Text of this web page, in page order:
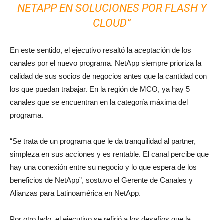
NETAPP EN SOLUCIONES POR FLASH Y
CLOUD”
En este sentido, el ejecutivo resaltó la aceptación de los
canales por el nuevo programa. NetApp siempre prioriza la
calidad de sus socios de negocios antes que la cantidad con
los que puedan trabajar. En la región de MCO, ya hay 5
canales que se encuentran en la categoría máxima del
programa.
“Se trata de un programa que le da tranquilidad al partner,
simpleza en sus acciones y es rentable. El canal percibe que
hay una conexión entre su negocio y lo que espera de los
beneficios de NetApp”, sostuvo el Gerente de Canales y
Alianzas para Latinoamérica en NetApp.